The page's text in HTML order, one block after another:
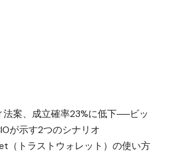
法案、成立確率23%に低下──ビッ
が示す2つのシナリオ
（トラストウォレット）の使い方